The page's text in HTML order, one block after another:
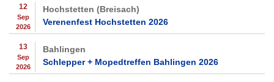
12
Sep
2026
Hochstetten (Breisach)
Verenenfest Hochstetten 2026
13
Sep
2026
Bahlingen
Schlepper + Mopedtreffen Bahlingen 2026